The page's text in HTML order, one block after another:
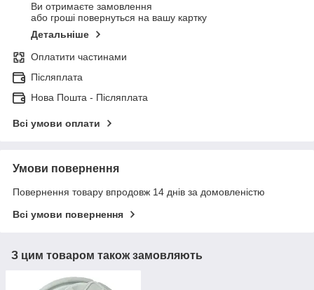
Ви отримаєте замовлення
або гроші повернуться на вашу картку
Детальніше
Оплатити частинами
Післяплата
Нова Пошта - Післяплата
Всі умови оплати
Умови повернення
Повернення товару впродовж 14 днів за домовленістю
Всі умови повернення
З цим товаром також замовляють